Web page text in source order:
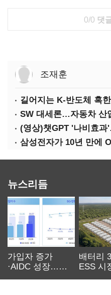
0/0 댓
조재훈
SW 대세론…자동차 산
(영상)챗GPT '나비효
삼성전자가 10년 만에
뉴스리듬
가입자 증가
·AIDC 성장…
배터리
ESS 시